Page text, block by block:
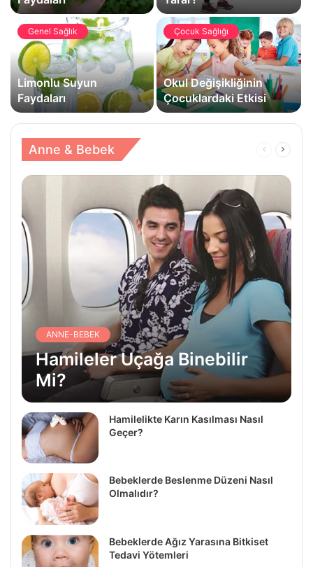
Genel Sağlık
Limonlu Suyun
Faydaları
Çocuk Sağlığı
Okul Değişikliğinin
Çocuklardaki Etkisi
Anne & Bebek
ÖncekiSonraki
ANNE-BEBEK
Hamileler Uçağa Binebilir
Mi?
Hamilelikte Karın Kasılması Nasıl
Geçer?
Bebeklerde Beslenme Düzeni Nasıl
Olmalıdır?
Bebeklerde Ağız Yarasına Bitkiset
Tedavi Yötemleri